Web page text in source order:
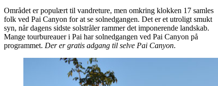
Området er populært til vandreture, men omkring klokken 17 samles
folk ved Pai Canyon for at se solnedgangen. Det er et utroligt smukt
syn, når dagens sidste solstråler rammer det imponerende landskab.
Mange tourbureauer i Pai har solnedgangen ved Pai Canyon på
programmet. Der er gratis adgang til selve Pai Canyon.